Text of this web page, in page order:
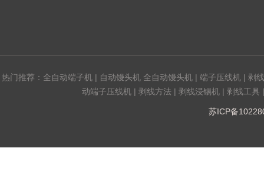
热门推荐： 全自动端子机 | 自动馒头机 全自动馒头机 | 端子压线机 | 剥
动端子压线机 | 剥线方法 | 剥线浸锡机 | 剥线工具 |
苏ICP备